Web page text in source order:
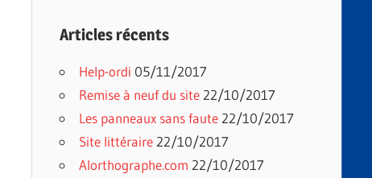
Articles récents
Help-ordi 05/11/2017
Remise à neuf du site 22/10/2017
Les panneaux sans faute 22/10/2017
Site littéraire 22/10/2017
Alorthographe.com 22/10/2017